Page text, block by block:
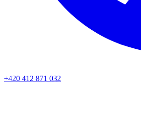
+420 412 871 032